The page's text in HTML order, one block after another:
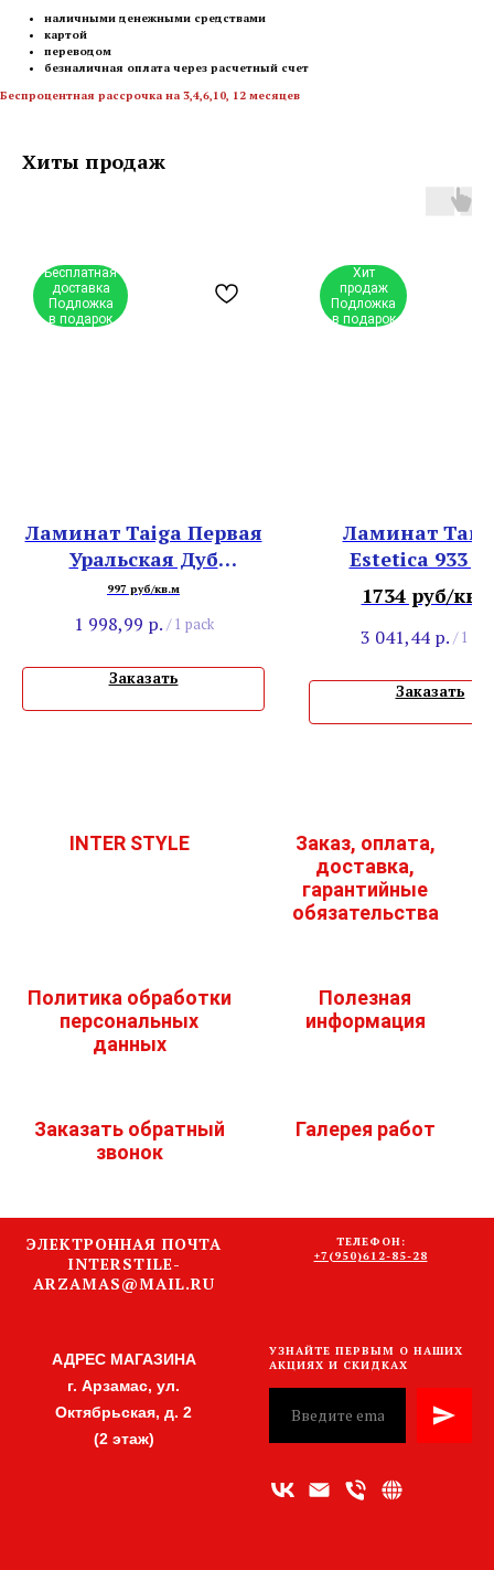
наличными денежными средствами
картой
переводом
безналичная оплата через расчетный счет
Беспроцентная рассрочка на 3,4,6,10, 12 месяцев
Хиты продаж
Бесплатная
доставка
Подложка
в подарок
Ламинат Taiga Первая
Уральская Дуб
Светлый
997 руб/кв.м
1 998,99 р. / 1 pack
Заказать
Хит
продаж
Подложка
в подарок
Ламинат
Estetica 933
Натуральный
1734 руб/
3 041,44 р. / 1
Заказать
INTER STYLE
Заказ, оплата,
доставка,
гарантийные
обязательства
Политика обработки
персональных
данных
Полезная
информация
Заказать обратный
звонок
Галерея работ
ЭЛЕКТРОННАЯ ПОЧТА
INTERSTILE-
ARZAMAS@MAIL.RU
ТЕЛЕФОН:
+7(950)612-85-28
АДРЕС МАГАЗИНА
г. Арзамас, ул.
Октябрьская, д. 2
(2 этаж)
УЗНАЙТЕ ПЕРВЫМ О НАШИХ
АКЦИЯХ И СКИДКАХ